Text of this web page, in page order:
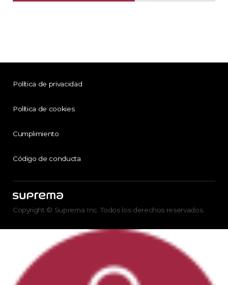
Política de privacidad
Política de cookies
Cumplimiento
Código de conducta
Copyright © Suprema Inc. Todos los derechos reservados.